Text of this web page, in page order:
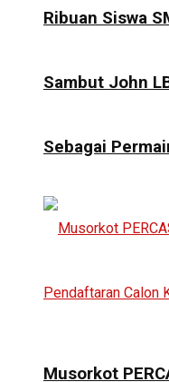
Ribuan Siswa
Sambut John
Sebagai
Musorkot